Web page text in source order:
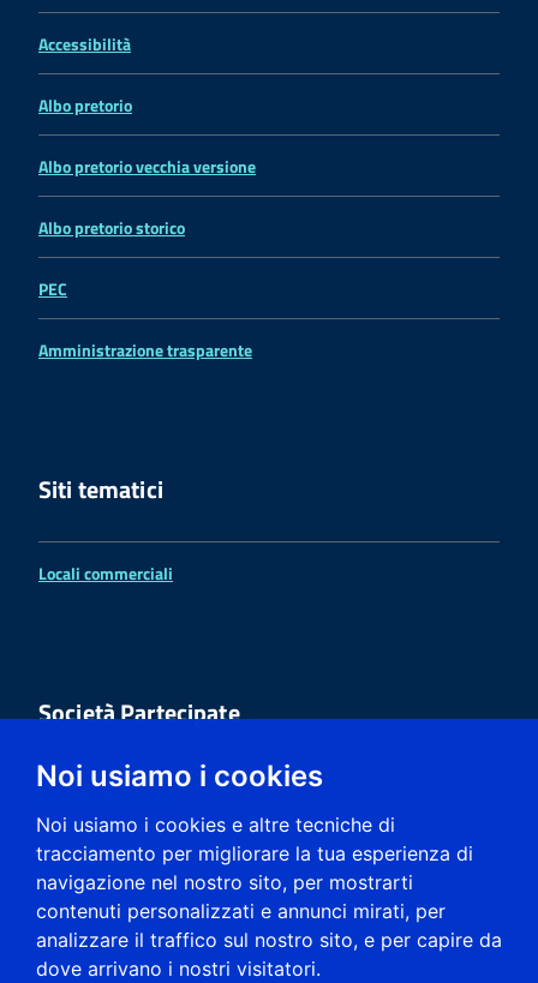
Noi usiamo i cookies
Noi usiamo i cookies e altre tecniche di
tracciamento per migliorare la tua esperienza di
navigazione nel nostro sito, per mostrarti
contenuti personalizzati e annunci mirati, per
analizzare il traffico sul nostro sito, e per capire da
dove arrivano i nostri visitatori.
Accessibilità
Albo pretorio
Albo pretorio vecchia versione
Albo pretorio storico
PEC
Amministrazione trasparente
Siti tematici
Locali commerciali
Società Partecipate
Casa Atc Servizi Srl
Exe.Gesi Spa